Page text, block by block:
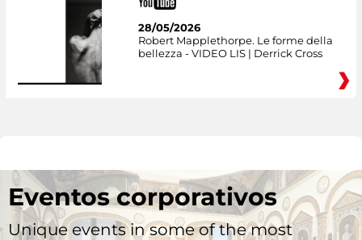
28/05/2026
Robert Mapplethorpe. Le forme della
bellezza - VIDEO LIS | Derrick Cross
Eventos corporativos
Unique events in some of the most